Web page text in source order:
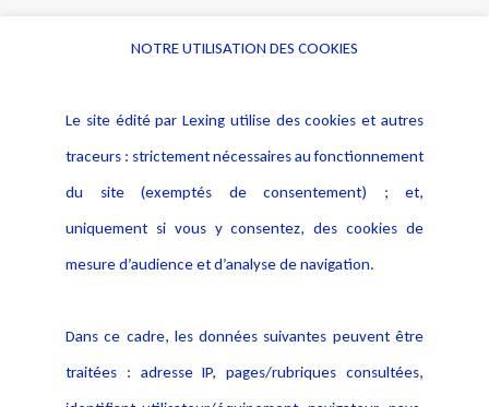
Alerte professionnelle
Déclaration d'accessibilité
Notice Légale
Politique de protection des
données
Publications
NOTRE UTILISATION DES COOKIES
Le site édité par Lexing utilise des cookies et autres
traceurs : strictement nécessaires au fonctionnement
du site (exemptés de consentement) ; et,
uniquement si vous y consentez, des cookies de
mesure d’audience et d’analyse de navigation.
Dans ce cadre, les données suivantes peuvent être
traitées : adresse IP, pages/rubriques consultées,